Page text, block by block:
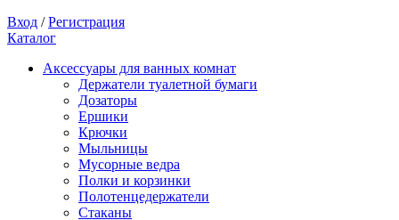
Вход /Регистрация
Каталог
Аксессуары для ванных комнат
Держатели туалетной бумаги
Дозаторы
Ершики
Крючки
Мыльницы
Мусорные ведра
Полки и корзинки
Полотенцедержатели
Стаканы